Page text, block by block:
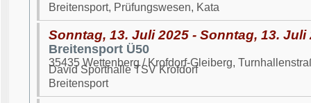
Breitensport, Prüfungswesen, Kata
Sonntag, 13. Juli 2025 - Sonntag, 13. Juli
Breitensport Ü50
35435 Wettenberg / Krofdorf-Gleiberg,
David Sporthalle TSV Krofdorf
Breitensport